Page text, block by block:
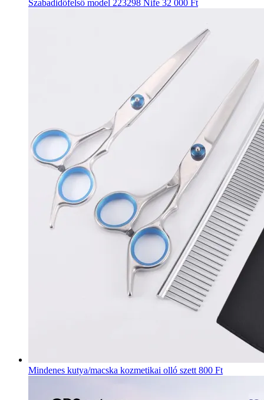
Szabadidőfelső model 223298 Nife 32 000 Ft
Mindenes kutya/macska kozmetikai olló szett 800 Ft